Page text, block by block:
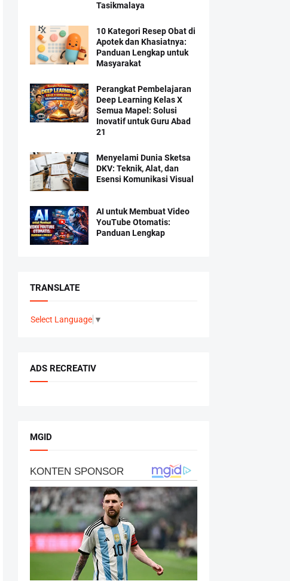
Tasikmalaya
10 Kategori Resep Obat di
Apotek dan Khasiatnya:
Panduan Lengkap untuk
Masyarakat
Perangkat Pembelajaran
Deep Learning Kelas X
Semua Mapel: Solusi
Inovatif untuk Guru Abad
21
Menyelami Dunia Sketsa
DKV: Teknik, Alat, dan
Esensi Komunikasi Visual
AI untuk Membuat Video
YouTube Otomatis:
Panduan Lengkap
TRANSLATE
Select Language ▼
ADS RECREATIV
MGID